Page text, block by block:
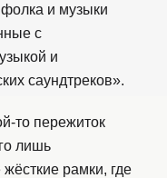
и музыки
с
и
саундтреков».
то пережиток
лишь
рамки, где